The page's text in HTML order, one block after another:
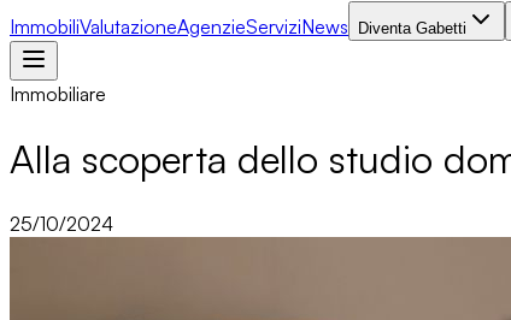
ImmobiliValutazioneAgenzieServiziNews Diventa Gabetti
Immobiliare
Alla scoperta dello studio
25/10/2024